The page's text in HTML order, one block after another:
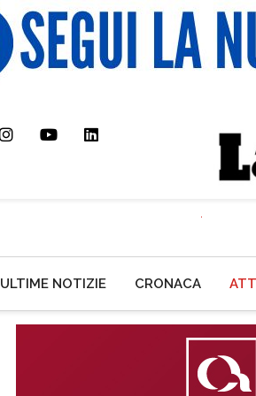
ULTIME NOTIZIE CRONACA